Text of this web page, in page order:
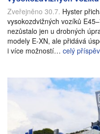
Zveřejněno 30.7. Hyster
vysokozdvižných vozíků
nezůstalo jen u drobných
modely E-XN, ale přidává
i více možností… celý